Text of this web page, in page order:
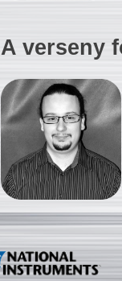
A verseny